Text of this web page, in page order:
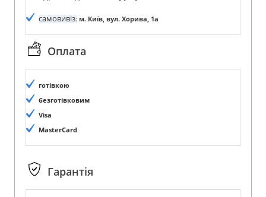
самовивіз: м. Київ, вул. Хорива, 1а
Оплата
готівкою
безготівковим
Visa
MasterCard
Гарантія